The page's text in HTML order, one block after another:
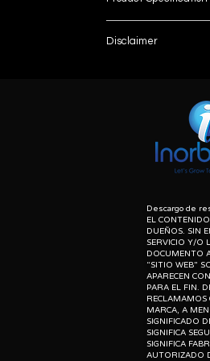
Brand
Types Of Dialysis
Operation Mode
Disclaimer
herein associated
purpose of
meaning of list
dealer of original
Descargo de
EL
DUEÑOS. SIN
SERVICIO Y/O
DOCUMENTO
“SITIO WEB”
APARECEN
PARA EL FIN.
RECLAMAMOS
MARCA, A
SIGNIFICADO
SIGNIFICA
SIGNIFICA
AUTORIZADO